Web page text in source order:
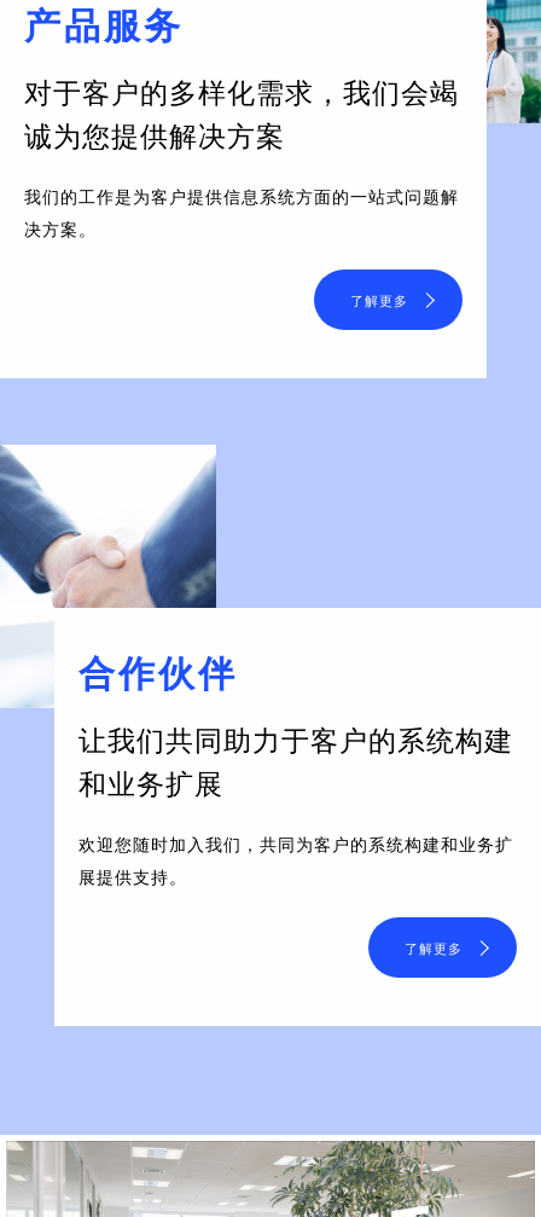
产品服务
对于客户的多样化需求， 我们会竭
诚为您提供解决方案
我们的工作是为客户提供信息系统方面的一站式问题解
决方案。
了解更多
合作伙伴
让我们共同助力于客户的系统构建
和业务扩展
欢迎您随时加入我们，共同为客户的系统构建和业务扩
展提供支持。
了解更多